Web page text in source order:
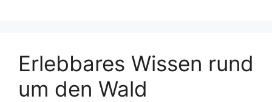
Erlebbares Wissen rund
um den Wald